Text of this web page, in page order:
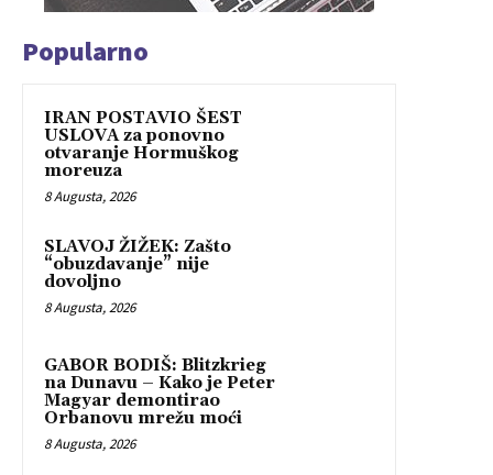
Popularno
IRAN POSTAVIO ŠEST
USLOVA za ponovno
otvaranje Hormuškog
moreuza
8 Augusta, 2026
SLAVOJ ŽIŽEK: Zašto
“obuzdavanje” nije
dovoljno
8 Augusta, 2026
GABOR BODIŠ: Blitzkrieg
na Dunavu – Kako je Peter
Magyar demontirao
Orbanovu mrežu moći
8 Augusta, 2026